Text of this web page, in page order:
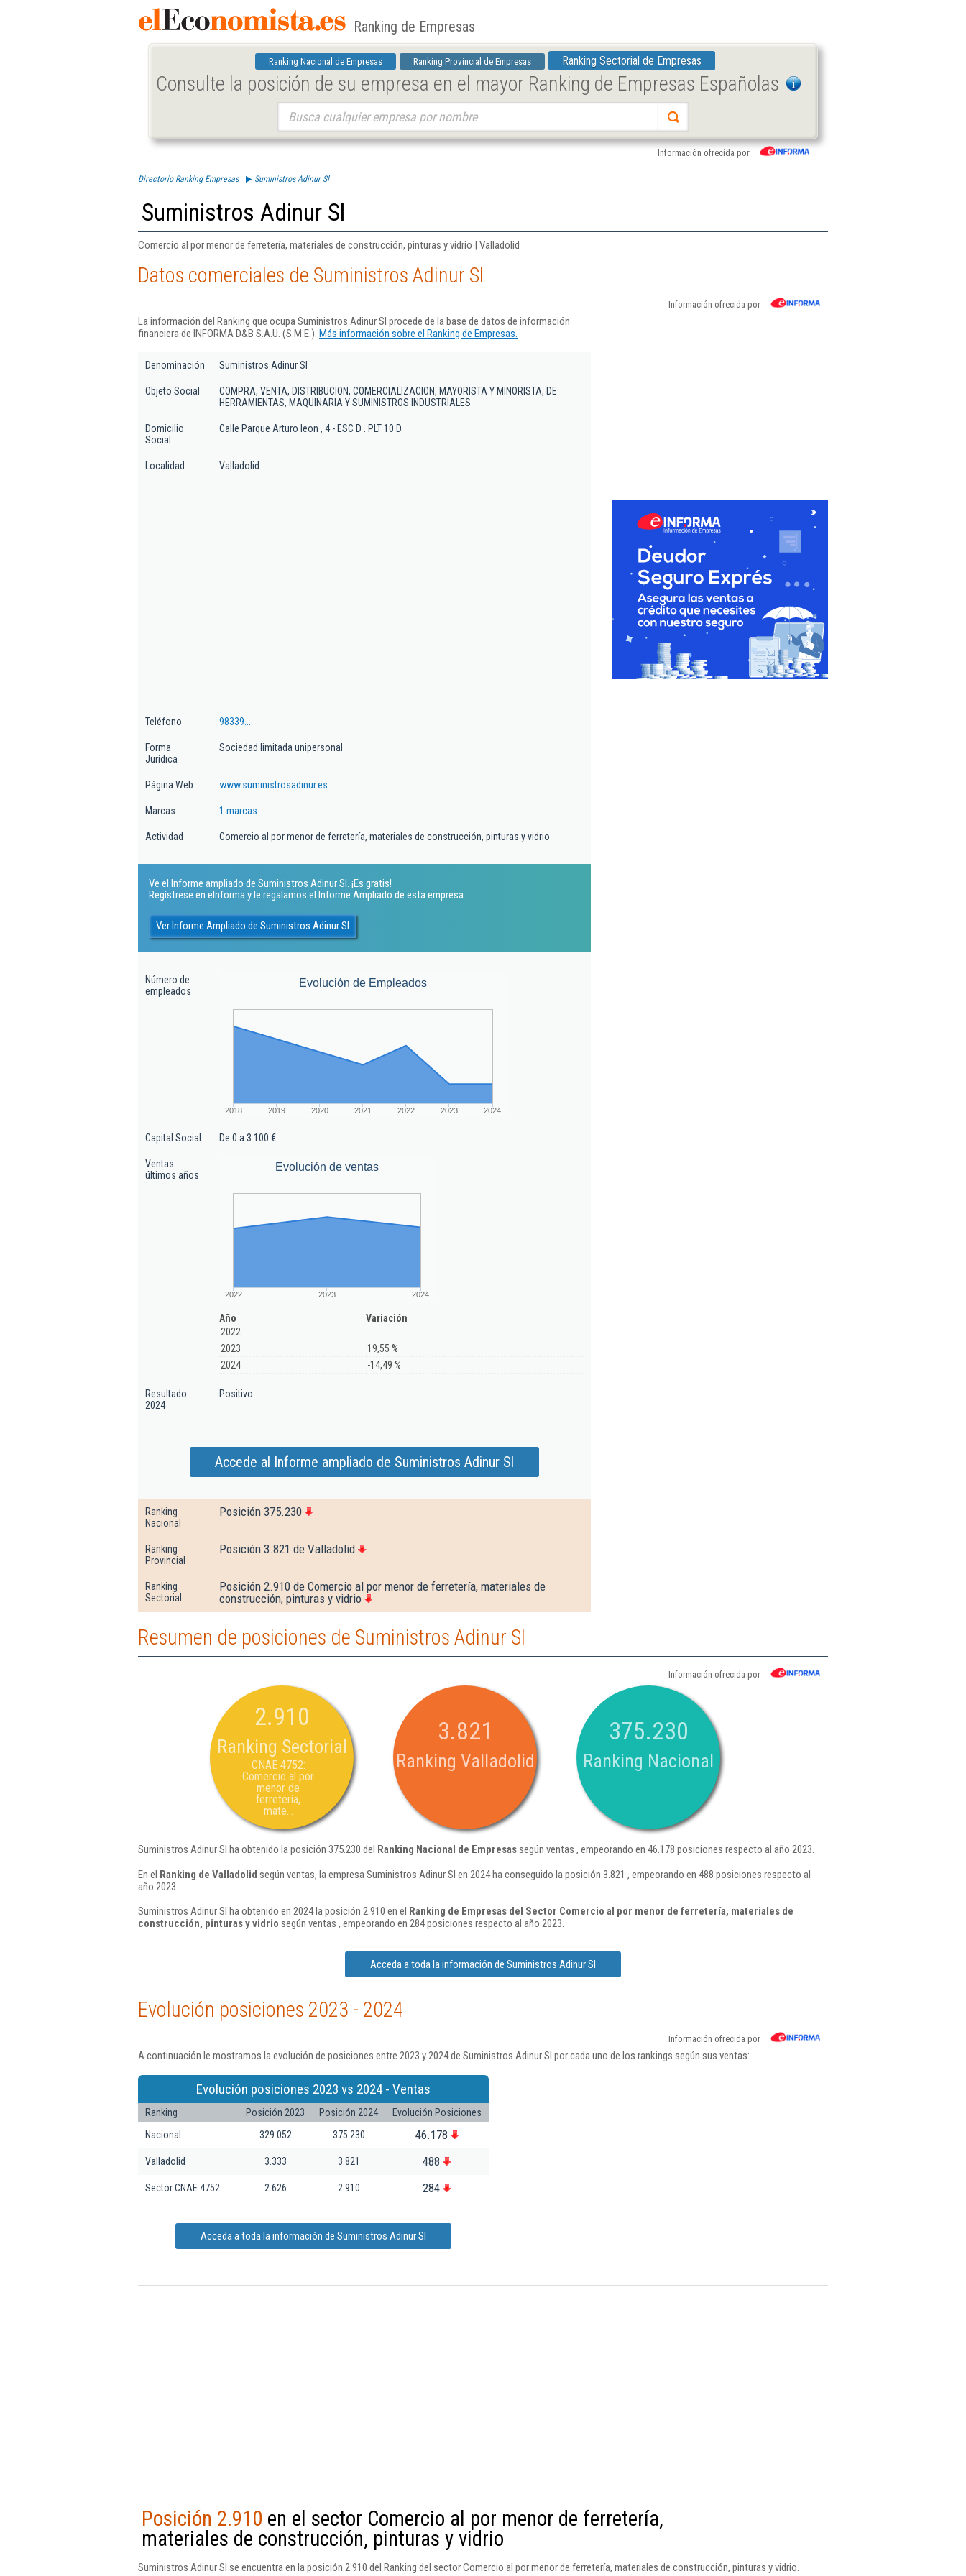
Ranking de Empresas
Ranking Nacional de Empresas Ranking Provincial de Empresas Ranking Sectorial de Empresas
Consulte la posición de su empresa en el mayor Ranking de Empresas Españolas
Información ofrecida por
Directorio Ranking Empresas Suministros Adinur Sl
Suministros Adinur Sl
Comercio al por menor de ferretería, materiales de construcción, pinturas y vidrio | Valladolid
Datos comerciales de Suministros Adinur Sl
Información ofrecida por
La información del Ranking que ocupa Suministros Adinur Sl procede de la base de datos de información
financiera de INFORMA D&B S.A.U. (S.M.E.). Más información sobre el Ranking de Empresas.
Denominación Suministros Adinur Sl
Objeto Social
COMPRA, VENTA, DISTRIBUCION, COMERCIALIZACION, MAYORISTA Y MINORISTA, DE
HERRAMIENTAS, MAQUINARIA Y SUMINISTROS INDUSTRIALES
Domicilio
Social
Calle Parque Arturo leon , 4 - ESC D . PLT 10 D
Localidad Valladolid
Teléfono 98339...
Forma
Jurídica
Sociedad limitada unipersonal
Página Web www.suministrosadinur.es
Marcas 1 marcas
Actividad Comercio al por menor de ferretería, materiales de construcción, pinturas y vidrio
Ve el Informe ampliado de Suministros Adinur Sl. ¡Es gratis!
Regístrese en eInforma y le regalamos el Informe Ampliado de esta empresa
Ver Informe Ampliado de Suministros Adinur Sl
Número de
empleados
Evolución de Empleados
2018 2019 2020 2021 2022 2023 2024
Capital Social De 0 a 3.100 €
Ventas
últimos años
Evolución de ventas
2022 2023 2024
Año
Variación
2022
2023
19,55 %
2024
-14,49 %
Resultado
2024
Positivo
Accede al Informe ampliado de Suministros Adinur Sl
Ranking
Nacional
Posición 375.230
Ranking
Provincial
Posición 3.821 de Valladolid
Ranking
Sectorial
Posición 2.910 de Comercio al por menor de ferretería, materiales de
construcción, pinturas y vidrio
Resumen de posiciones de Suministros Adinur Sl
Información ofrecida por
2.910
Ranking Sectorial
CNAE 4752:
Comercio al por
menor de
ferretería,
mate...
3.821
Ranking Valladolid
375.230
Ranking Nacional
Suministros Adinur Sl ha obtenido la posición 375.230 del Ranking Nacional de Empresassegún ventas , empeorando en 46.178 posiciones respecto al año 2023.
En el Ranking de Valladolid según ventas, la empresa Suministros Adinur Sl en 2024 ha conseguido la posición 3.821 , empeorando en 488 posiciones respecto al
año 2023.
Suministros Adinur Sl ha obtenido en 2024 la posición 2.910 en el Ranking de Empresas del Sector Comercio al por menor de ferretería, materiales de
construcción, pinturas y vidrio según ventas , empeorando en 284 posiciones respecto al año 2023.
Acceda a toda la información de Suministros Adinur Sl
Evolución posiciones 2023 - 2024
Información ofrecida por
A continuación le mostramos la evolución de posiciones entre 2023 y 2024 de Suministros Adinur Sl por cada uno de los rankings según sus ventas:
Evolución posiciones 2023 vs 2024 - Ventas
Ranking Posición 2023 Posición 2024
Evolución Posiciones
Nacional
329.052 375.230 46.178
Valladolid 3.333 3.821 488
Sector CNAE 4752 2.626 2.910 284
Acceda a toda la información de Suministros Adinur Sl
Posición 2.910 en el sector Comercio al por menor de ferretería,
materiales de construcción, pinturas y vidrio
Suministros Adinur Sl se encuentra en la posición 2.910 del Ranking del sector Comercio al por menor de ferretería, materiales de construcción, pinturas y vidrio.